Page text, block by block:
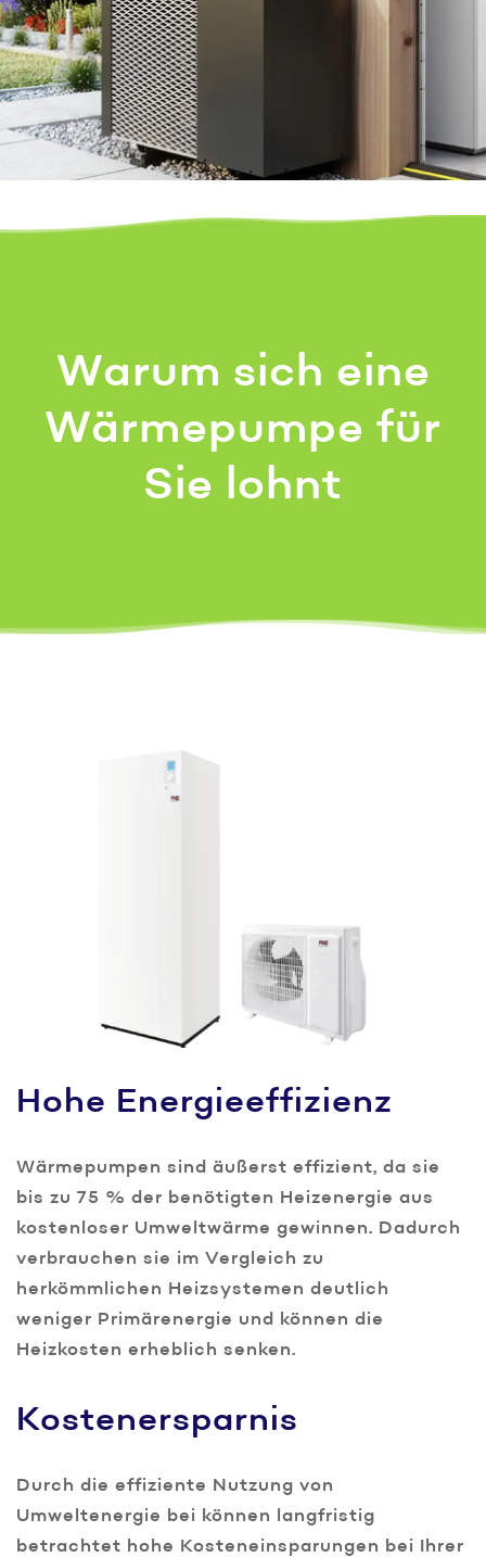
Warum sich eine
Wärmepumpe für
Sie lohnt
Hohe Energieeffizienz
Wärmepumpen sind äußerst effizient, da sie
bis zu 75 % der benötigten Heizenergie aus
kostenloser Umweltwärme gewinnen. Dadurch
verbrauchen sie im Vergleich zu
herkömmlichen Heizsystemen deutlich
weniger Primärenergie und können die
Heizkosten erheblich senken.
Kostenersparnis
Durch die effiziente Nutzung von
Umweltenergie bei können langfristig
betrachtet hohe Kosteneinsparungen bei Ihrer